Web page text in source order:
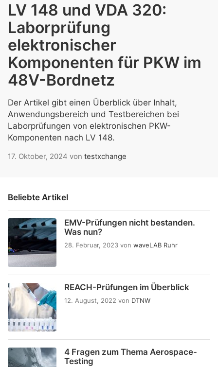
LV 148 und VDA 320:
Laborprüfung
elektronischer
Komponenten für PKW im
48V-Bordnetz
Der Artikel gibt einen Überblick über Inhalt,
Anwendungsbereich und Testbereichen bei
Laborprüfungen von elektronischen PKW-
Komponenten nach LV 148.
17. Oktober, 2024 von testxchange
Beliebte Artikel
EMV-Prüfungen nicht bestanden.
Was nun?
28. Februar, 2023 von waveLAB Ruhr
REACH-Prüfungen im Überblick
12. August, 2022 von DTNW
4 Fragen zum Thema Aerospace-
Testing